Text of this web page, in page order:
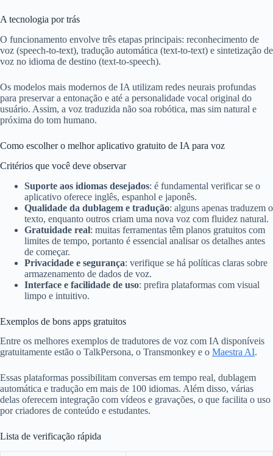
A tecnologia por trás
O funcionamento envolve três etapas principais: reconhecimento de
voz (speech-to-text), tradução automática (text-to-text) e sintetização de
voz no idioma de destino (text-to-speech).
Os modelos mais modernos de IA utilizam redes neurais profundas
para preservar a entonação e até a personalidade vocal original do
usuário. Assim, a voz traduzida não soa robótica, mas sim natural e
próxima do tom humano.
Como escolher o melhor aplicativo gratuito de IA para voz
Critérios que você deve observar
Suporte aos idiomas desejados: é fundamental verificar se o
aplicativo oferece inglês, espanhol e japonês.
Qualidade da dublagem e tradução: alguns apenas traduzem o
texto, enquanto outros criam uma nova voz com fluidez natural.
Gratuidade real: muitas ferramentas têm planos gratuitos com
limites de tempo, portanto é essencial analisar os detalhes antes
de começar.
Privacidade e segurança: verifique se há políticas claras sobre
armazenamento de dados de voz.
Interface e facilidade de uso: prefira plataformas com visual
limpo e intuitivo.
Exemplos de bons apps gratuitos
Entre os melhores exemplos de tradutores de voz com IA disponíveis
gratuitamente estão o TalkPersona, o Transmonkey e o Maestra AI.
Essas plataformas possibilitam conversas em tempo real, dublagem
automática e tradução em mais de 100 idiomas. Além disso, várias
delas oferecem integração com vídeos e gravações, o que facilita o uso
por criadores de conteúdo e estudantes.
Lista de verificação rápida